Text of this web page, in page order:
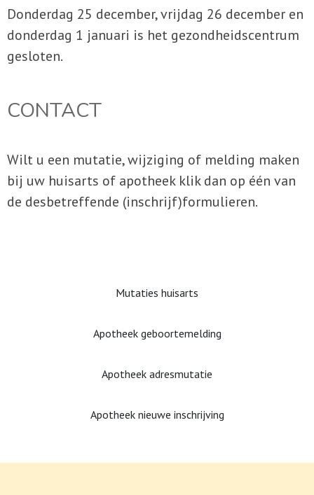
Donderdag 25 december, vrijdag 26 december en
donderdag 1 januari is het gezondheidscentrum
gesloten.
CONTACT
Wilt u een mutatie, wijziging of melding maken
bij uw huisarts of apotheek klik dan op één van
de desbetreffende (inschrijf)formulieren.
Mutaties huisarts
Apotheek geboortemelding
Apotheek adresmutatie
Apotheek nieuwe inschrijving